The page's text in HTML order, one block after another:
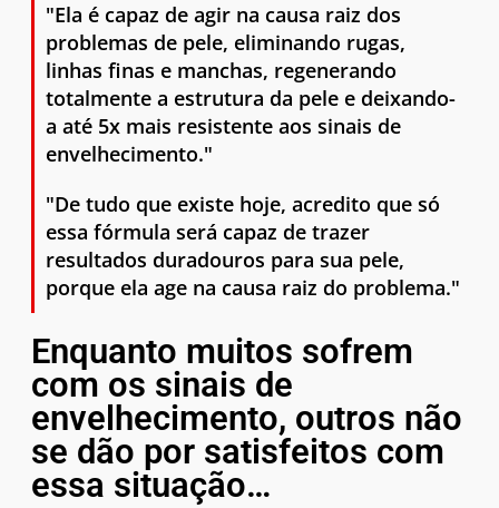
"Ela é capaz de agir na causa raiz dos
problemas de pele, eliminando rugas,
linhas finas e manchas, regenerando
totalmente a estrutura da pele e deixando-
a até 5x mais resistente aos sinais de
envelhecimento."
"De tudo que existe hoje, acredito que só
essa fórmula será capaz de trazer
resultados duradouros para sua pele,
porque ela age na causa raiz do problema."
Enquanto muitos sofrem
com os sinais de
envelhecimento, outros não
se dão por satisfeitos com
essa situação…